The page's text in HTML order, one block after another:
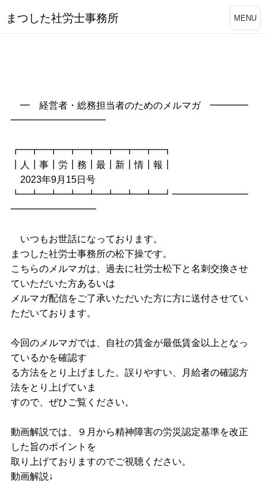
まつした社労士事務所 MENU
━ 経営者・総務担当者のためのメルマガ ━━━━
━━━━━━━━━━
┏━┳━┳━┳━┳━┳━┳━┳━┓
┃人┃事┃労┃務┃最┃新┃情┃報┃
2023年9月15日号
┗━┻━┻━┻━┻━┻━┻━┻━┛━━━━━━━━
━━━━━━━━━
いつもお世話になっております。
まつした社労士事務所の松下操です。
こちらのメルマガは、過去に社労士松下と名刺交換させ
ていただいた方あるいは
メルマガ配信をご了承いただいた方に方に送付させてい
ただいております。
今回のメルマガでは、自社の賃金が最低賃金以上となっ
ているかを確認す
る方法をとり上げました。誤りやすい、月給者の確認方
法をとり上げていま
すので、ぜひご覧ください。
動画解説では、９月から精神障害の労災認定基準を改正
した旨のポイントを
取り上げておりますのでご視聴ください。
動画解説↓